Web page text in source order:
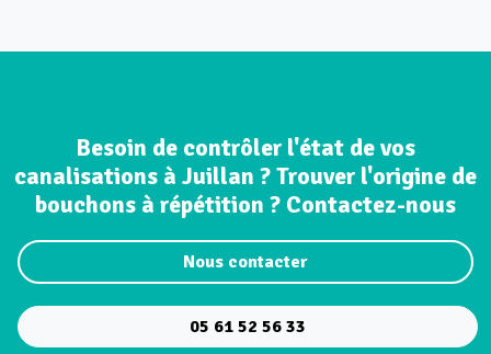
Besoin de contrôler l'état de vos
canalisations à Juillan ? Trouver l'origine de
bouchons à répétition ? Contactez-nous
Nous contacter
05 61 52 56 33